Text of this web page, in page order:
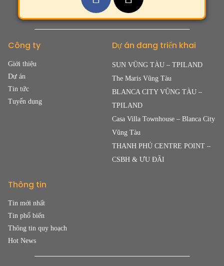
Công ty
Giới thiệu
Dự án
Tin tức
Tuyển dụng
Dự án đang triển khai
SUN VŨNG TÀU – TPILAND
The Maris Vũng Tàu
BLANCA CITY VŨNG TÀU –
TPILAND
Casa Villa Townhouse – Blanca City
Vũng Tàu
THANH PHÚ CENTRE POINT –
CSBH & ƯU ĐÃI
Thông tin
Tin mới nhất
Tin phổ biến
Thông tin quy hoạch
Hot News